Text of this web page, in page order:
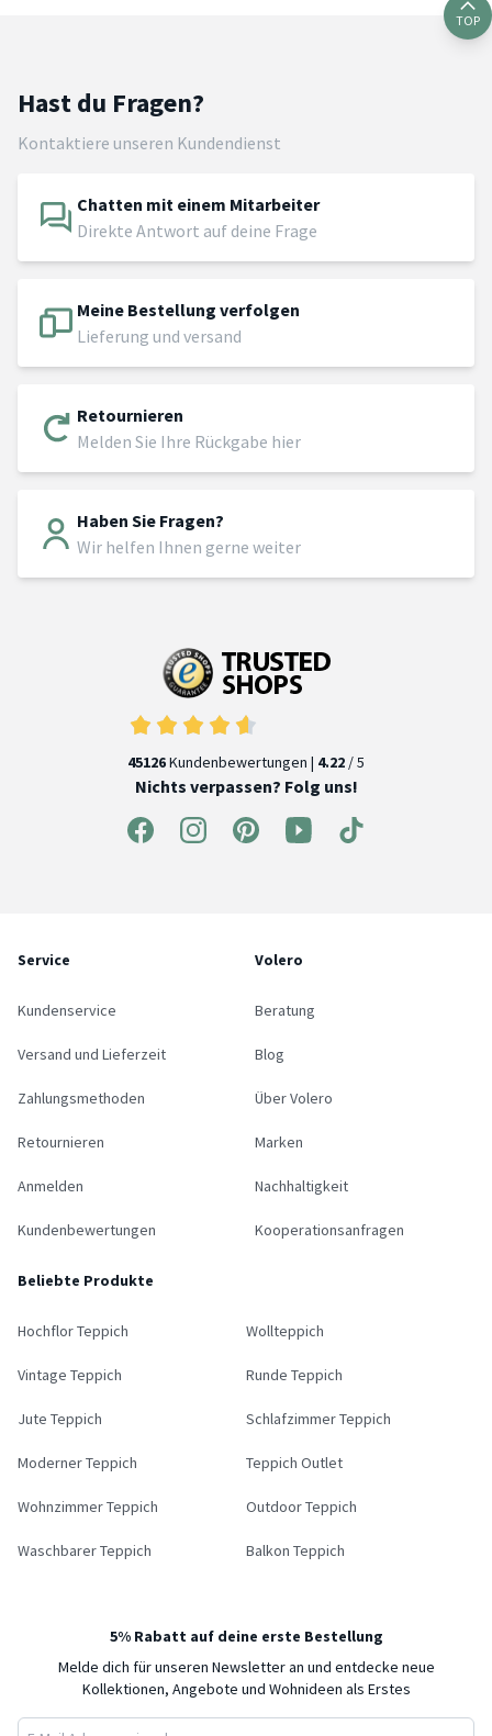
TOP
Hast du Fragen?
Kontaktiere unseren Kundendienst
Chatten mit einem Mitarbeiter
Direkte Antwort auf deine Frage
Meine Bestellung verfolgen
Lieferung und versand
Retournieren
Melden Sie Ihre Rückgabe hier
Haben Sie Fragen?
Wir helfen Ihnen gerne weiter
45126Kundenbewertungen | 4.22 / 5
Nichts verpassen? Folg uns!
Service
Kundenservice
Versand und Lieferzeit
Zahlungsmethoden
Retournieren
Anmelden
Kundenbewertungen
Volero
Beratung
Blog
Über Volero
Marken
Nachhaltigkeit
Kooperationsanfragen
Beliebte Produkte
Hochflor Teppich Wollteppich
Vintage Teppich Runde Teppich
Jute Teppich Schlafzimmer Teppich
Moderner Teppich Teppich Outlet
Wohnzimmer Teppich Outdoor Teppich
Waschbarer Teppich Balkon Teppich
5% Rabatt auf deine erste Bestellung
Melde dich für unseren Newsletter an und entdecke neue
Kollektionen, Angebote und Wohnideen als Erstes